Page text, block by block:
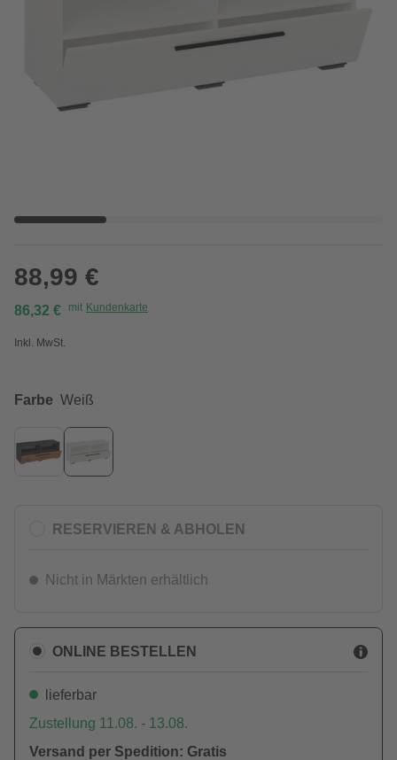
88,99 €
86,32 € mit Kundenkarte
Inkl. MwSt.
Farbe Weiß
RESERVIEREN & ABHOLEN
Nicht in Märkten erhältlich
ONLINE BESTELLEN
lieferbar
Zustellung 11.08. - 13.08.
Versand per Spedition: Gratis